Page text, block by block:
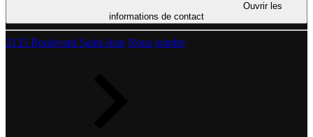
Ouvrir les
informations de contact
3135 Boulevard Saint-Jean Nous joindre